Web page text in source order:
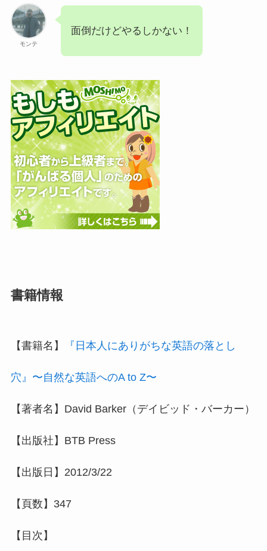
モンテ
面倒だけどやるしかない！
書籍情報
【書籍名】 『日本人にありがちな英語の落とし
穴』〜自然な英語へのA to Z〜
【著者名】David Barker（デイビッド・バーカー）
【出版社】BTB Press
【出版日】2012/3/22
【頁数】347
【目次】